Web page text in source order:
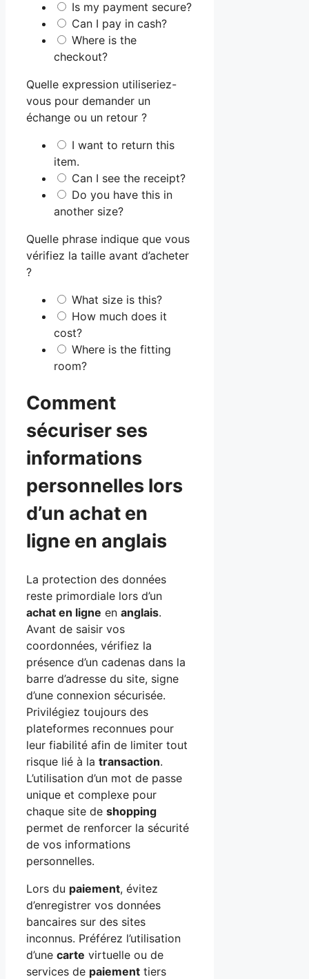
Is my payment secure?
Can I pay in cash?
Where is the
checkout?
Quelle expression utiliseriez-
vous pour demander un
échange ou un retour ?
I want to return this
item.
Can I see the receipt?
Do you have this in
another size?
Quelle phrase indique que vous
vérifiez la taille avant d’acheter
?
What size is this?
How much does it
cost?
Where is the fitting
room?
Comment
sécuriser ses
informations
personnelles lors
d’un achat en
ligne en anglais
La protection des données
reste primordiale lors d’un
achat en ligne en anglais.
Avant de saisir vos
coordonnées, vérifiez la
présence d’un cadenas dans la
barre d’adresse du site, signe
d’une connexion sécurisée.
Privilégiez toujours des
plateformes reconnues pour
leur fiabilité afin de limiter tout
risque lié à la transaction.
L’utilisation d’un mot de passe
unique et complexe pour
chaque site de shopping
permet de renforcer la sécurité
de vos informations
personnelles.
Lors du paiement, évitez
d’enregistrer vos données
bancaires sur des sites
inconnus. Préférez l’utilisation
d’une carte virtuelle ou de
services de paiement tiers